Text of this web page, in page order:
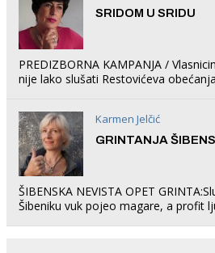
SRIDOM U SRIDU
PREDIZBORNA KAMPANJA /
nije lako slušati Restovićeva
Karmen Jelčić
GRINTANJA
ŠIBENSKA NEVISTA OPET
Šibeniku vuk pojeo magare, a profit